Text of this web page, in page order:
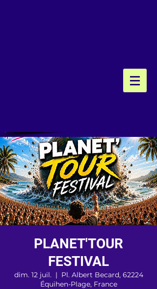
PLANET'TOUR
FESTIVAL
dim. 12 juil.
  |
Pl. Albert Becard, 62224
Équihen-Plage, France